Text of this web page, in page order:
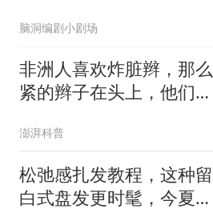
脑洞编剧小剧场
非洲人喜欢炸脏辫，那么
紧的辫子在头上，他们是
澎湃科普
松弛感扎发教程，这种留
白式盘发更时髦，今夏顶